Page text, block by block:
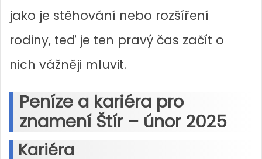
jako je stěhování nebo rozšíření
rodiny, teď je ten pravý čas začít o
nich vážněji mluvit.
Peníze a kariéra pro
znamení Štír – únor 2025
Kariéra